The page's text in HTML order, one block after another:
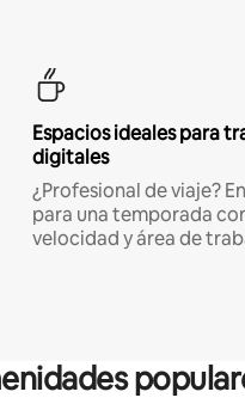
Espacios ideales para
digitales
¿Profesional de viaje?
para una temporada
velocidad y área de